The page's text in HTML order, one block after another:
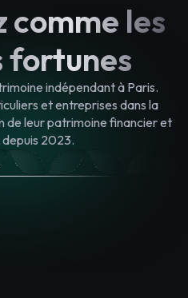
comme les
fortunes
indépendant à Paris.
et entreprises dans la
de leur patrimoine financier et
2023.